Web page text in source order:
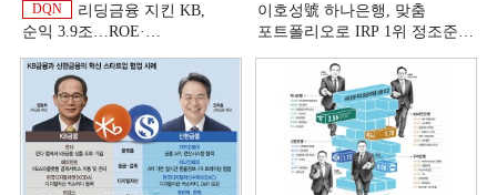
DQN
리딩금융 지킨 KB,
순익 3.9조…ROE·
상반기 금융 리그테이블]
이호성號 하나은행, 맞춤
포트폴리오로 IRP 1위 정조준